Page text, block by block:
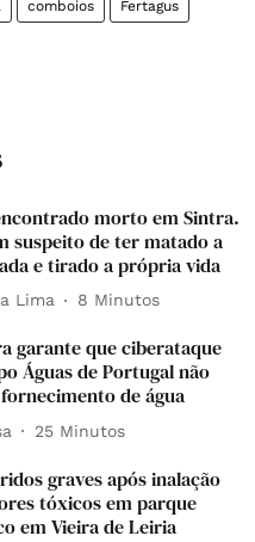
comboios Fertagus
morto em Sintra.
suspeito de ter matado a
e tirado a própria vida
Lima 8 Minutos
garante que ciberataque
Águas de Portugal não
de água
25 Minutos
graves após inalação
tóxicos em parque
em Vieira de Leiria